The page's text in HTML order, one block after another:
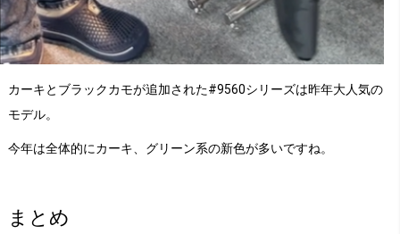
カーキとブラックカモが追加された#9560シリーズは昨年大人気の
モデル。
今年は全体的にカーキ、グリーン系の新色が多いですね。
まとめ